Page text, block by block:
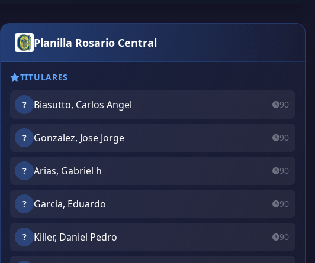
Planilla Rosario Central
TITULARES
? Biasutto, Carlos Angel 90'
? Gonzalez, Jose Jorge 90'
? Arias, Gabriel h 90'
? Garcia, Eduardo 90'
? Killer, Daniel Pedro 90'